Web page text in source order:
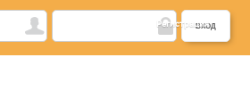
Регистрация